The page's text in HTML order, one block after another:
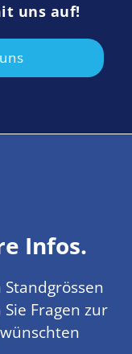
uns auf!
Infos.
Fragen zur